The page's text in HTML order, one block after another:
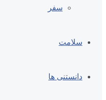
سفر
سلامت
دانستنی ها